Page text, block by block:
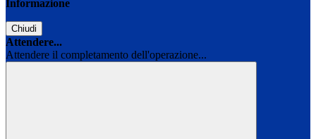
Informazione
Chiudi
Attendere...
Attendere il completamento dell'operazione...